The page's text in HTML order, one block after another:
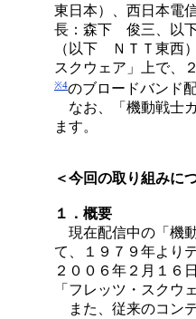
東日本）、西日本電
長：森下 俊三、以
（以下 ＮＴＴ東西
スクウェア」上で、
※4のブロードバンド
なお、「機動戦士
ます。
＜今回の取り組みに
１．概要
現在配信中の「機
て、１９７９年より
２００６年２月１６
「フレッツ・スクウ
また、従来のコン